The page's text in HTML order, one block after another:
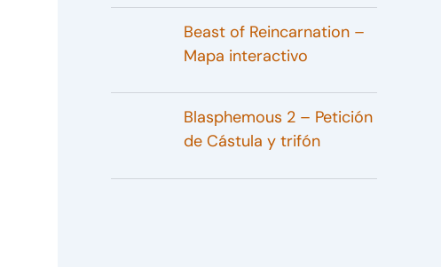
Beast of Reincarnation –
Mapa interactivo
Blasphemous 2 – Petición
de Cástula y trifón